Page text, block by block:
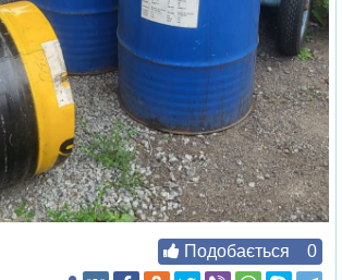
Подобається 0